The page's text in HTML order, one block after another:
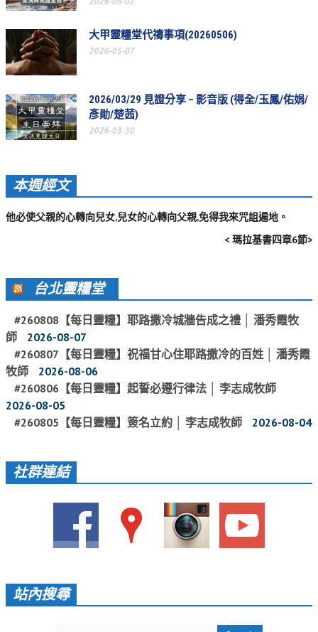
聚會剪影
聚會剪影_2026年
聚會剪影_2025年
聚會剪影_2024年
聚會剪影_2022年
聚會剪影_2018年
聚會剪影_2016年
聚會剪影_2015年
聚會剪影_2014年
聚會剪影_2013年
教會節慶_2026年
教會節慶_2024年
教會節慶_2021年
大甲靈糧堂代禱事項(20260506)
2026-05-07
2026/03/29 見證分享 – 影音版 (得全/玉鳳/佑娟/
彥勛/楚茜)
2026-03-30
本週經文
他必使父親的心轉向兒女,兒女的心轉向父親,免得我來咒詛遍地。
< 瑪拉基書四章6節>
台北靈糧堂
#260808【每日靈糧】耶路撒冷城牆告成之禮 │ 潘秀霞牧
師
2026-08-07
#260807【每日靈糧】祝福甘心住耶路撒冷的百姓 │ 潘秀霞
牧師
2026-08-06
#260806【每日靈糧】起誓必遵行律法 │ 李志成牧師
2026-08-05
#260805【每日靈糧】簽名立約 │ 李志成牧師
2026-08-04
社群連結
站內搜尋